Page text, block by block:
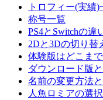
トロフィー(実績)
称号一覧
PS4とSwitchの違
2Dと3Dの切り替
体験版はどこま
ダウンロード版
名前の変更方法
人魚ロミアの選